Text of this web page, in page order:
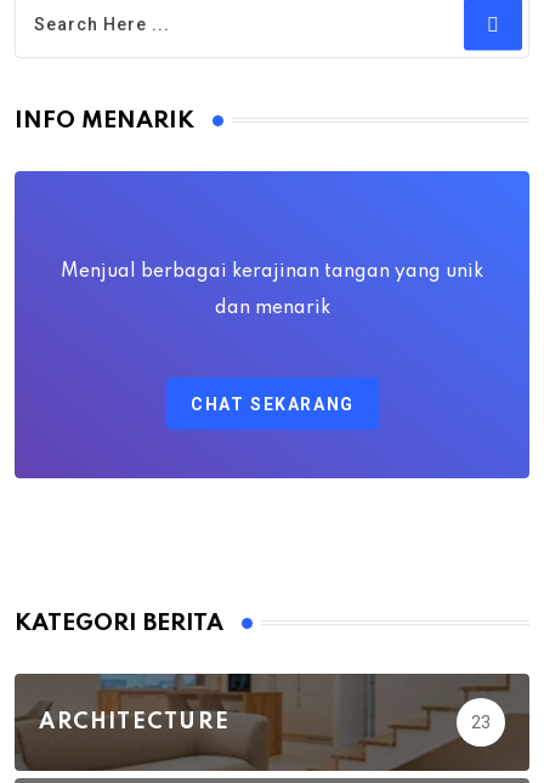
INFO MENARIK
Menjual berbagai kerajinan tangan yang unik
dan menarik
CHAT SEKARANG
KATEGORI BERITA
ARCHITECTURE 23